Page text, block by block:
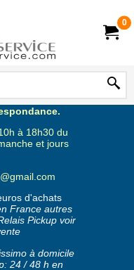
0
à 18h30 du
et jours
d'achats
France autres
Pickup voir
à domicile
24 / 48 h en